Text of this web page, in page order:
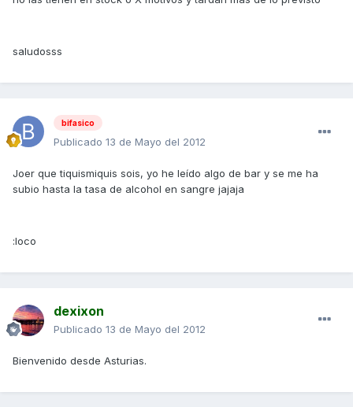
saludosss
bifasico
Publicado 13 de Mayo del 2012
Joer que tiquismiquis sois, yo he leído algo de bar y se me ha
subio hasta la tasa de alcohol en sangre jajaja
:loco
dexixon
Publicado 13 de Mayo del 2012
Bienvenido desde Asturias.